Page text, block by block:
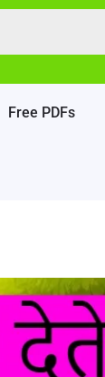
Free PDFs